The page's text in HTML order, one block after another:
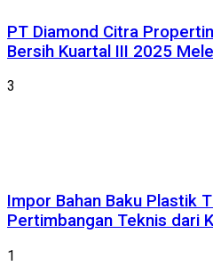
PT Diamond Citra
Bersih Kuartal III 2025
3
Impor Bahan Baku Plastik
Pertimbangan Teknis dari
1